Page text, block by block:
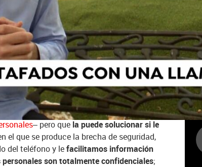
unallamada inesperadade,supuestamente,
tipo deincidencia–un cargo o factura muy
– pero que la puede solucionar si le
el que se produce la brecha de seguridad,
del teléfono y lefacilitamos información
personales son totalmente confidenciales;